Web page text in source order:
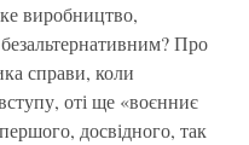
виробництво,
Про
справи, коли
оті ще «воєнниє
досвідного, так